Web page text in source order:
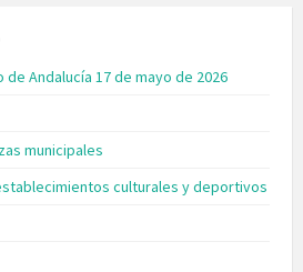
Andalucía 17 de mayo de 2026
municipales
culturales y deportivos